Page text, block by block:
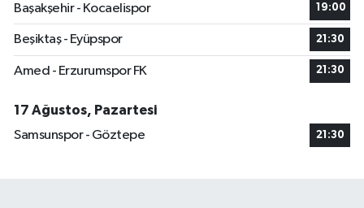
Başakşehir - Kocaelispor
19:00
Beşiktaş - Eyüpspor 21:30
Amed - Erzurumspor FK 21:30
17 Ağustos, Pazartesi
Samsunspor - Göztepe
21:30